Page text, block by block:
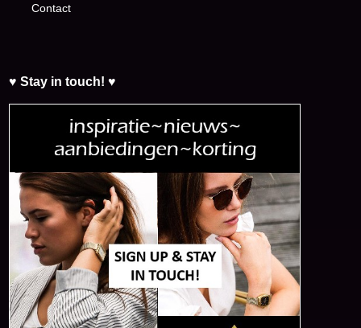
Contact
♥ Stay in touch! ♥